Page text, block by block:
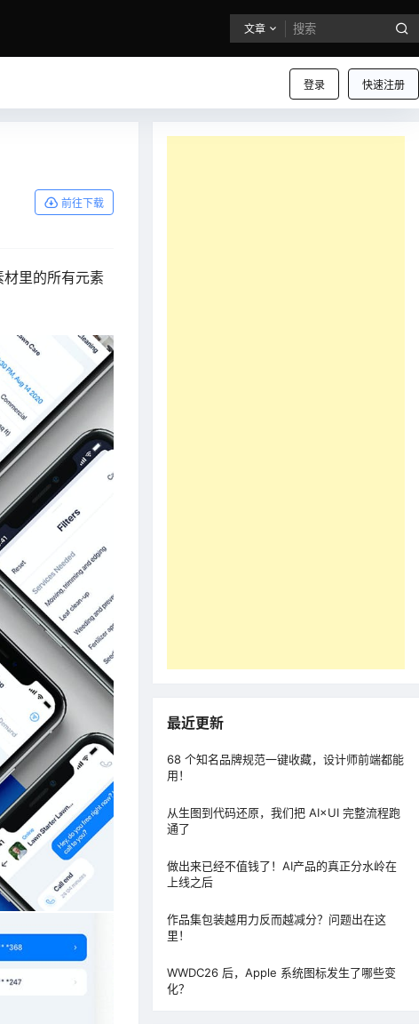
文章
登录 快速注册
前往下载
里的所有元素
最近更新
68 个知名品牌规范一键收藏，设计师前端都能
用！
从生图到代码还原，我们把 AI×UI 完整流程跑
通了
做出来已经不值钱了！AI产品的真正分水岭在
上线之后
作品集包装越用力反而越减分？问题出在这
里！
WWDC26 后，Apple 系统图标发生了哪些变
化？